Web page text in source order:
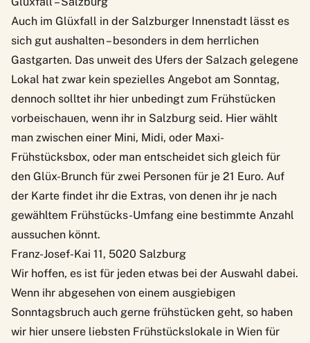
Auch im Glüxfall in der Salzburger Innenstadt lässt es
sich gut aushalten – besonders in dem herrlichen
Gastgarten. Das unweit des Ufers der Salzach gelegene
Lokal hat zwar kein spezielles Angebot am Sonntag,
dennoch solltet ihr hier unbedingt zum Frühstücken
vorbeischauen, wenn ihr in Salzburg seid. Hier wählt
man zwischen einer Mini, Midi, oder Maxi-
Frühstücksbox, oder man entscheidet sich gleich für
den Glüx-Brunch für zwei Personen für je 21 Euro. Auf
der Karte findet ihr die Extras, von denen ihr je nach
gewähltem Frühstücks-Umfang eine bestimmte Anzahl
aussuchen könnt.
Franz-Josef-Kai 11, 5020 Salzburg
Wir hoffen, es ist für jeden etwas bei der Auswahl dabei.
Wenn ihr abgesehen von einem ausgiebigen
Sonntagsbruch auch gerne frühstücken geht, so haben
wir hier unsere liebsten Frühstückslokale in Wien für